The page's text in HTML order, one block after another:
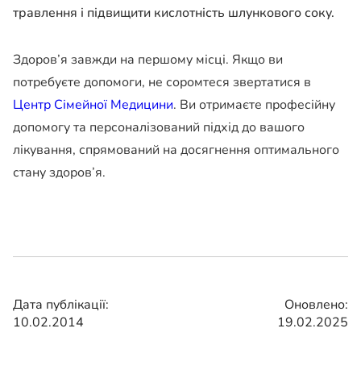
травлення і підвищити кислотність шлункового соку.
Здоров’я завжди на першому місці. Якщо ви
потребуєте допомоги, не соромтеся звертатися в
Центр Сімейної Медицини. Ви отримаєте професійну
допомогу та персоналізований підхід до вашого
лікування, спрямований на досягнення оптимального
стану здоров’я.
Дата публікації:
10.02.2014
Оновлено:
19.02.2025